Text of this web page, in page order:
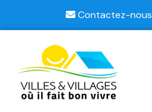
Contactez-nous